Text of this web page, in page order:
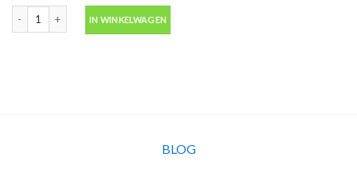
Copic Classic RV25 Dog Rose Flower inkt marker alcohol aantal
IN WINKELWAGEN
BLOG